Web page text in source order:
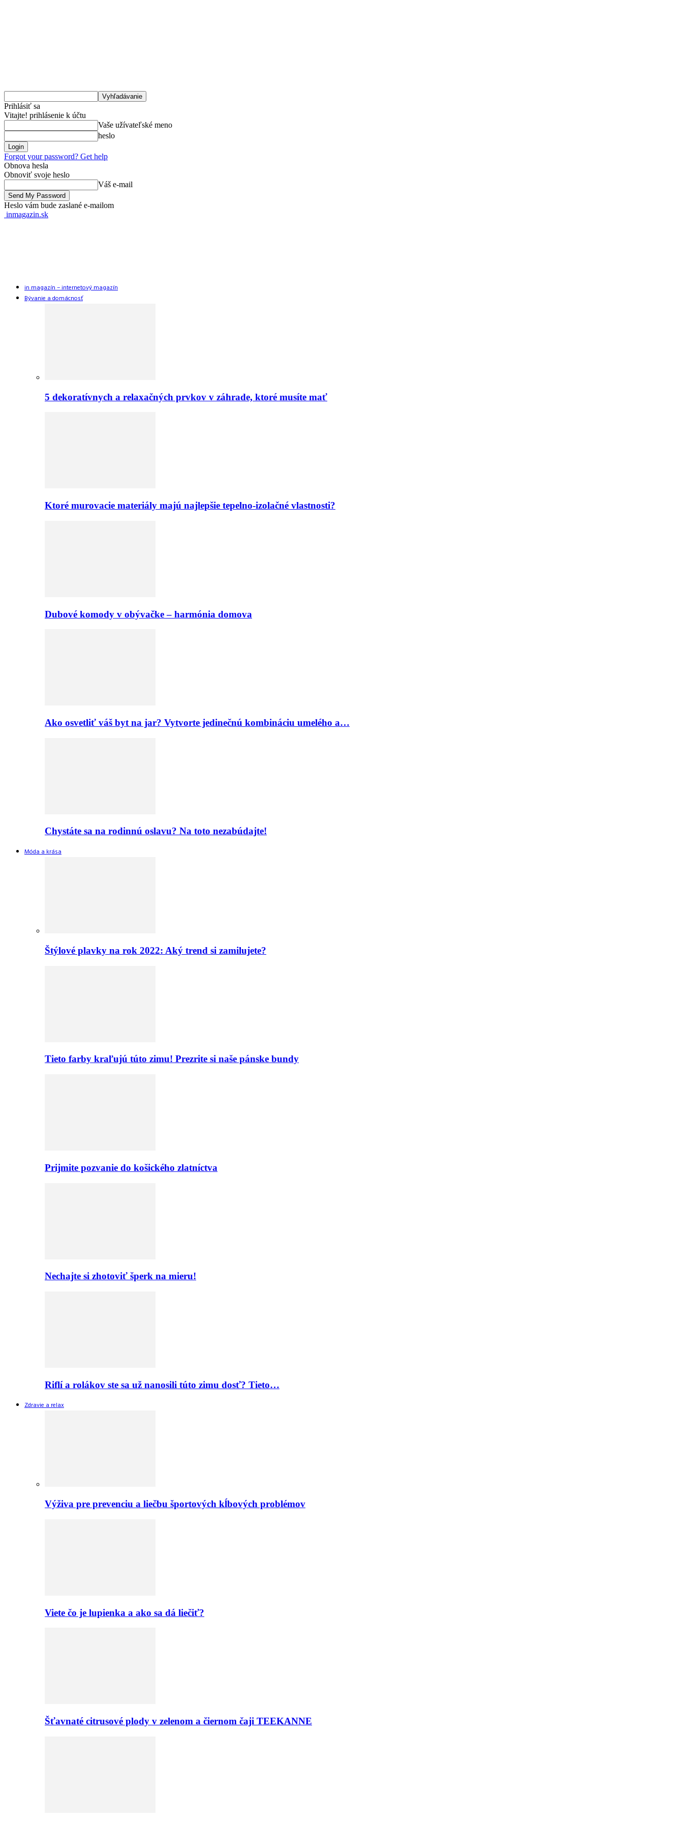
Prihlásiť sa
Vitajte! prihlásenie k účtu
Vaše užívateľské meno
heslo
Forgot your password? Get help
Obnova hesla
Obnoviť svoje heslo
Váš e-mail
Heslo vám bude zaslané e-mailom
inmagazin.sk
in magazín – internetový magazín
Bývanie a domácnosť
5 dekoratívnych a relaxačných prvkov v záhrade, ktoré musíte mať
Ktoré murovacie materiály majú najlepšie tepelno-izolačné vlastnosti?
Dubové komody v obývačke – harmónia domova
Ako osvetliť váš byt na jar? Vytvorte jedinečnú kombináciu umelého a…
Chystáte sa na rodinnú oslavu? Na toto nezabúdajte!
Móda a krása
Štýlové plavky na rok 2022: Aký trend si zamilujete?
Tieto farby kraľujú túto zimu! Prezrite si naše pánske bundy
Prijmite pozvanie do košického zlatníctva
Nechajte si zhotoviť šperk na mieru!
Riflí a rolákov ste sa už nanosili túto zimu dosť? Tieto…
Zdravie a relax
Výživa pre prevenciu a liečbu športových kĺbových problémov
Viete čo je lupienka a ako sa dá liečiť?
Šťavnaté citrusové plody v zelenom a čiernom čaji TEEKANNE